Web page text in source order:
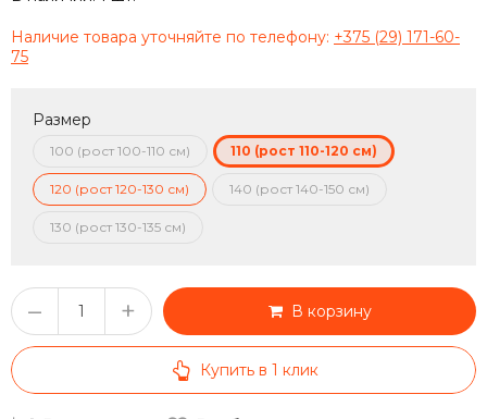
Наличие товара уточняйте по телефону: +375 (29) 171-60-
75
Размер
100 (рост 100-110 см) 110 (рост 110-120 см)
120 (рост 120-130 см) 140 (рост 140-150 см)
130 (рост 130-135 см)
– + В корзину
Купить в 1 клик